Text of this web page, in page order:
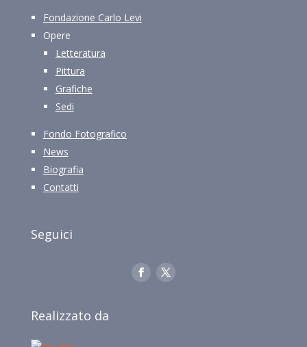
Fondazione Carlo Levi
Opere
Letteratura
Pittura
Grafiche
Sedi
Fondo Fotografico
News
Biografia
Contatti
Seguici
Realizzato da